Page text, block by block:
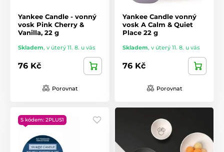
Yankee Candle - vonný
vosk Pink Cherry &
Vanilla, 22 g
Skladem, v úterý 11. 8. u vás
76 Kč
Porovnat
Yankee Candle vonný
vosk A Calm & Quiet
Place 22 g
Skladem, v úterý 11. 8. u vás
76 Kč
Porovnat
S kódem: 2PLUS1